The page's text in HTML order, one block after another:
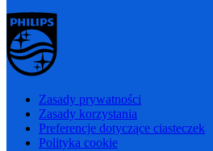
Zasady prywatności
Zasady korzystania
Preferencje dotyczące ciasteczek
Polityka cookie